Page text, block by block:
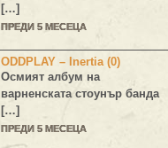
[…]
ПРЕДИ 5 МЕСЕЦА
ODDPLAY – Inertia (0)
Осмият албум на
варненската стоунър банда
[…]
ПРЕДИ 5 МЕСЕЦА